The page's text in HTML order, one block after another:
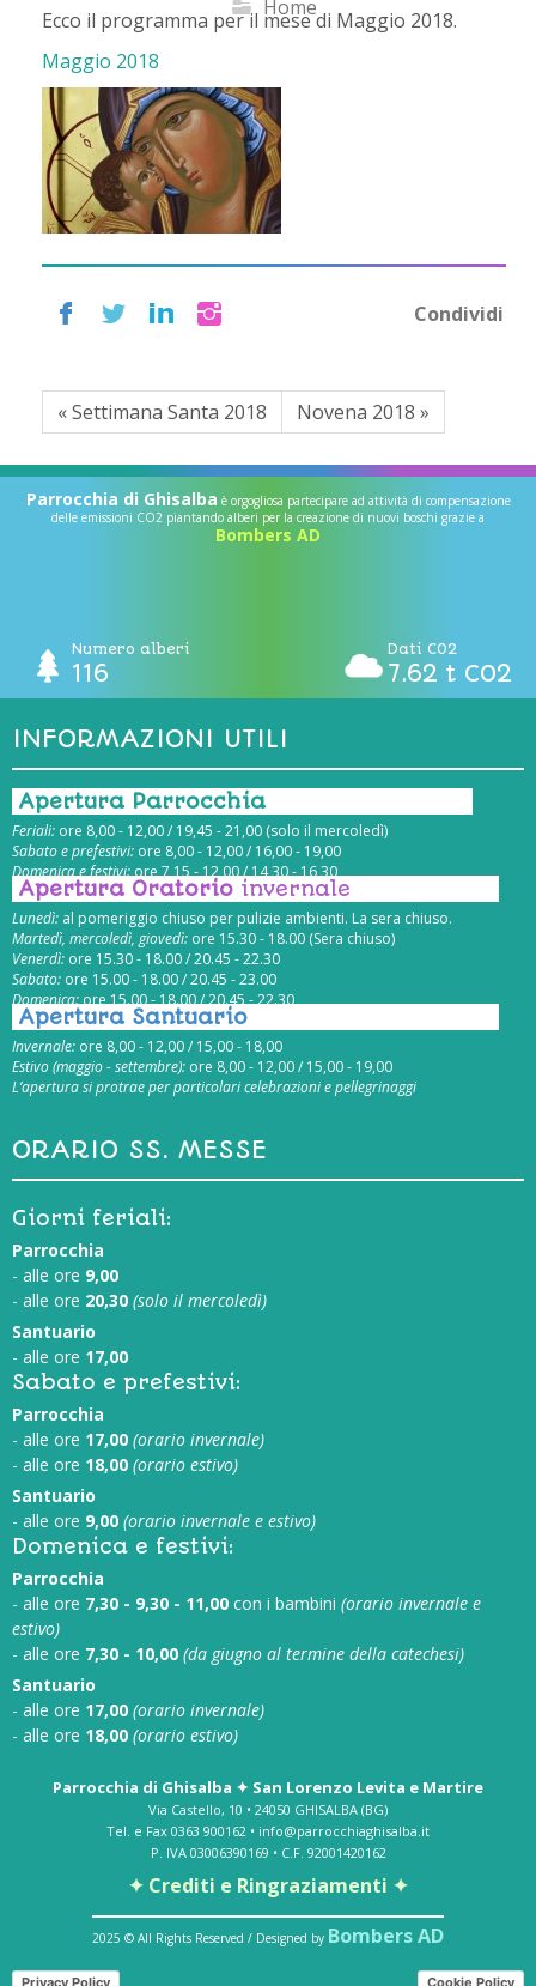
Home
Ecco il programma per il mese di Maggio 2018.
Maggio 2018
Condividi
« Settimana Santa 2018 Novena 2018 »
Parrocchia di Ghisalba è orgogliosa partecipare ad attività di compensazione
delle emissioni CO2 piantando alberi per la creazione di nuovi boschi grazie a
Bombers AD
Numero alberi
116
Dati CO2
7.62 t CO2
INFORMAZIONI UTILI
Apertura Parrocchia
Feriali: ore 8,00 - 12,00 / 19,45 - 21,00 (solo il mercoledì)
Sabato e prefestivi: ore 8,00 - 12,00 / 16,00 - 19,00
Domenica e festivi:ore 7,15 - 12,00 / 14,30 - 16,30
Apertura Oratorio invernale
Lunedì: al pomeriggio chiuso per pulizie ambienti. La sera chiuso.
Martedì, mercoledì, giovedì: ore 15.30 - 18.00 (Sera chiuso)
Venerdì: ore 15.30 - 18.00 / 20.45 - 22.30
Sabato: ore 15.00 - 18.00 / 20.45 - 23.00
Domenica:ore 15.00 - 18.00 / 20.45 - 22.30
Apertura Santuario
Invernale: ore 8,00 - 12,00 / 15,00 - 18,00
Estivo (maggio - settembre): ore 8,00 - 12,00 / 15,00 - 19,00
L’apertura si protrae per particolari celebrazioni e pellegrinaggi
ORARIO SS. MESSE
Giorni feriali:
Parrocchia
- alle ore 9,00
- alle ore 20,30 (solo il mercoledì)
Santuario
- alle ore 17,00
Sabato e prefestivi:
Parrocchia
- alle ore 17,00 (orario invernale)
- alle ore 18,00 (orario estivo)
Santuario
- alle ore 9,00 (orario invernale e estivo)
Domenica e festivi:
Parrocchia
- alle ore 7,30 - 9,30 - 11,00 con i bambini (orario invernale e
estivo)
- alle ore 7,30 - 10,00 (da giugno al termine della catechesi)
Santuario
- alle ore 17,00 (orario invernale)
- alle ore 18,00 (orario estivo)
Parrocchia di Ghisalba ✦ San Lorenzo Levita e Martire
Via Castello, 10 • 24050 GHISALBA (BG)
Tel. e Fax 0363 900162 • info@parrocchiaghisalba.it
P. IVA 03006390169 • C.F. 92001420162
✦ Crediti e Ringraziamenti ✦
2025 © All Rights Reserved / Designed by Bombers AD
Privacy Policy Cookie Policy